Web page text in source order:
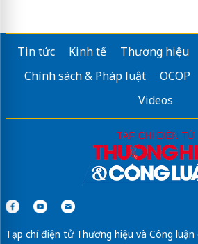
Tin tức Kinh tế Thương hiệu
Chính sách & Pháp luật
OCOP
Videos
Tạp chí điện tử Thương hiệu và Công luận